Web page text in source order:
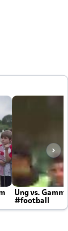
Ung vs.
#football